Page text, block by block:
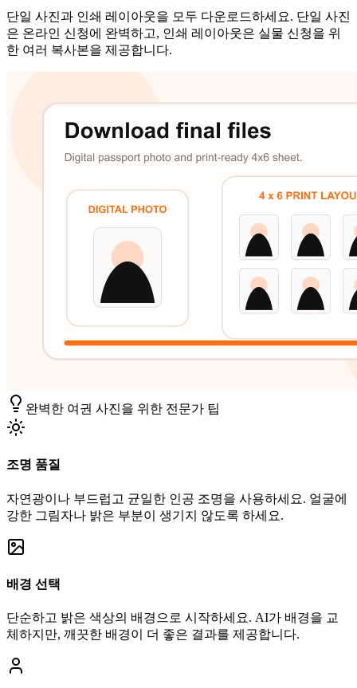
단일 사진과 인쇄 레이아웃을 모두 다운로드하세요. 단일 사진
은 온라인 신청에 완벽하고, 인쇄 레이아웃은 실물 신청을 위
한 여러 복사본을 제공합니다.
완벽한 여권 사진을 위한 전문가 팁
조명 품질
자연광이나 부드럽고 균일한 인공 조명을 사용하세요. 얼굴에
강한 그림자나 밝은 부분이 생기지 않도록 하세요.
배경 선택
단순하고 밝은 색상의 배경으로 시작하세요. AI가 배경을 교
체하지만, 깨끗한 배경이 더 좋은 결과를 제공합니다.